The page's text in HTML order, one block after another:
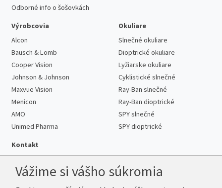
Odborné info o šošovkách
Výrobcovia
Alcon
Bausch & Lomb
Cooper Vision
Johnson & Johnson
Maxvue Vision
Menicon
AMO
Unimed Pharma
Okuliare
Slnečné okuliare
Dioptrické okuliare
Lyžiarske okuliare
Cyklistické slnečné
Ray-Ban slnečné
Ray-Ban dioptrické
SPY slnečné
SPY dioptrické
Kontakt
Vážime si vášho súkromia